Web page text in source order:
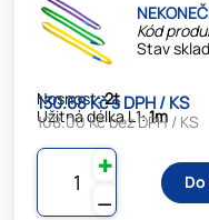
Kód
Stav
Nosnost:2t
Užitná délka L1:1m
130.68 Kč s DPH / KS
108.00 Kč bez DPH / KS
⚊
✚